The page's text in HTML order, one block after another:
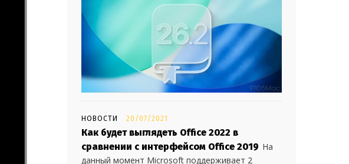
НОВОСТИ 20/07/2021
Как будет выглядеть Office 2022 в
сравнении с интерфейсом Office 2019 На
данный момент Microsoft поддерживает 2